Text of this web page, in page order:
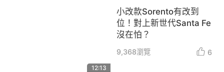
12:13
小改款Sorento有改到
位！對上新世代Santa Fe
沒在怕？
9,368瀏覽 6